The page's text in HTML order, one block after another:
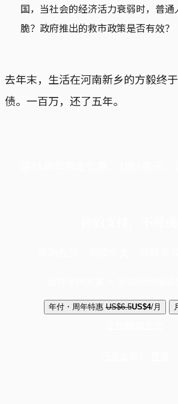
国，当社会的经济活力衰弱时，普
脆？政府推出的救市政策是否有效？
去年末，生活在河南新乡的方毅终
债。一百万，还了五年。
年付・周年特惠 US$6.5US$4/月